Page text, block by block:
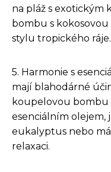
na pláž s exotickým
bombu s kokosovou
stylu tropického ráje.
5. Harmonie s
mají blahodárné
koupelovou bombu
esenciálním olejem,
eukalyptus nebo
relaxaci.